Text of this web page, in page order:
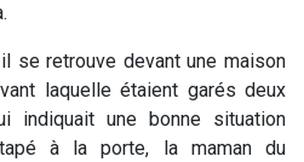
se retrouve devant une maison
laquelle étaient garés deux
indiquait une bonne situation
à la porte, la maman du